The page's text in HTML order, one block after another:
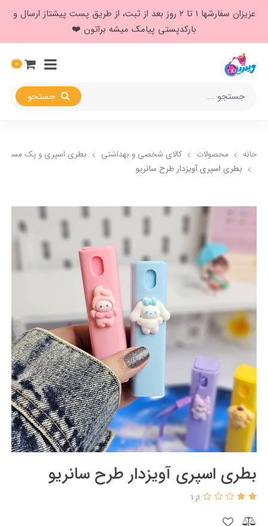
عزیزان سفارشها ۱ تا ۲ روز بعد از ثبت، از طریق پست پیشتاز ارسال و
بارکدپستی پیامک میشه براتون ❤️
0
خانه محصولات کالای شخصی و بهداشتی
بطری اسپری و پک
بطری اسپری آویزدار طرح سانریو
بطری اسپری آویزدار طرح سانریو
از 1